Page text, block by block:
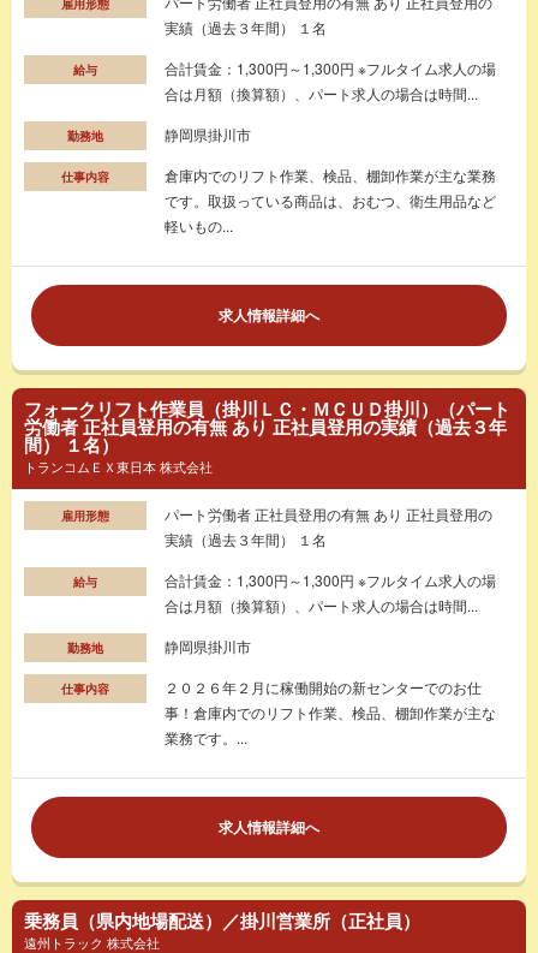
雇用形態
実績（過去３年間） １名
給与
合計賃金：1,300円～1,300円 ※フルタイム求人の場
合は月額（換算額）、パート求人の場合は時間...
勤務地 静岡県掛川市
仕事内容
倉庫内でのリフト作業、検品、棚卸作業が主な業務
です。取扱っている商品は、おむつ、衛生用品など
軽いもの...
求人情報詳細へ
フォークリフト作業員（掛川ＬＣ・ＭＣＵＤ掛川）（パート
労働者 正社員登用の有無 あり 正社員登用の実績（過去３年
間） １名）
トランコムＥＸ東日本 株式会社
雇用形態
パート労働者 正社員登用の有無 あり 正社員登用の
実績（過去３年間） １名
給与
合計賃金：1,300円～1,300円 ※フルタイム求人の場
合は月額（換算額）、パート求人の場合は時間...
勤務地 静岡県掛川市
仕事内容
２０２６年２月に稼働開始の新センターでのお仕
事！倉庫内でのリフト作業、検品、棚卸作業が主な
業務です。...
求人情報詳細へ
乗務員（県内地場配送）／掛川営業所（正社員）
遠州トラック 株式会社